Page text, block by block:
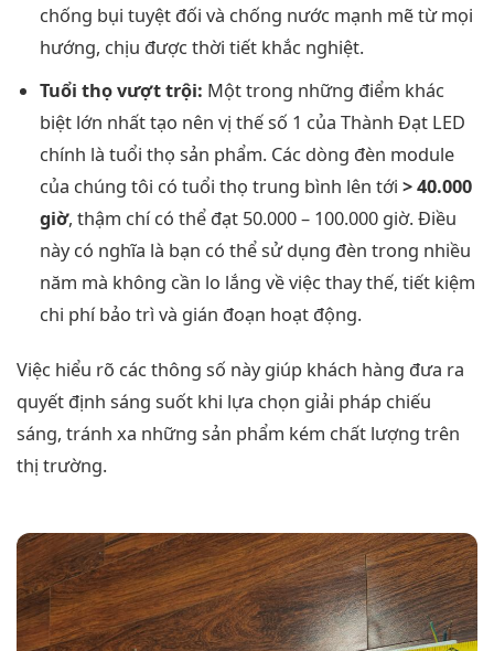
chống bụi tuyệt đối và chống nước mạnh mẽ từ mọi
hướng, chịu được thời tiết khắc nghiệt.
Tuổi thọ vượt trội: Một trong những điểm khác
biệt lớn nhất tạo nên vị thế số 1 của Thành Đạt LED
chính là tuổi thọ sản phẩm. Các dòng đèn module
của chúng tôi có tuổi thọ trung bình lên tới> 40.000
giờ, thậm chí có thể đạt 50.000 – 100.000 giờ. Điều
này có nghĩa là bạn có thể sử dụng đèn trong nhiều
năm mà không cần lo lắng về việc thay thế, tiết kiệm
chi phí bảo trì và gián đoạn hoạt động.
Việc hiểu rõ các thông số này giúp khách hàng đưa ra
quyết định sáng suốt khi lựa chọn giải pháp chiếu
sáng, tránh xa những sản phẩm kém chất lượng trên
thị trường.